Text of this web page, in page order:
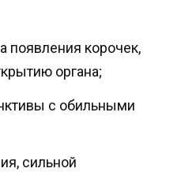
появления корочек,
органа;
с обильными
сильной